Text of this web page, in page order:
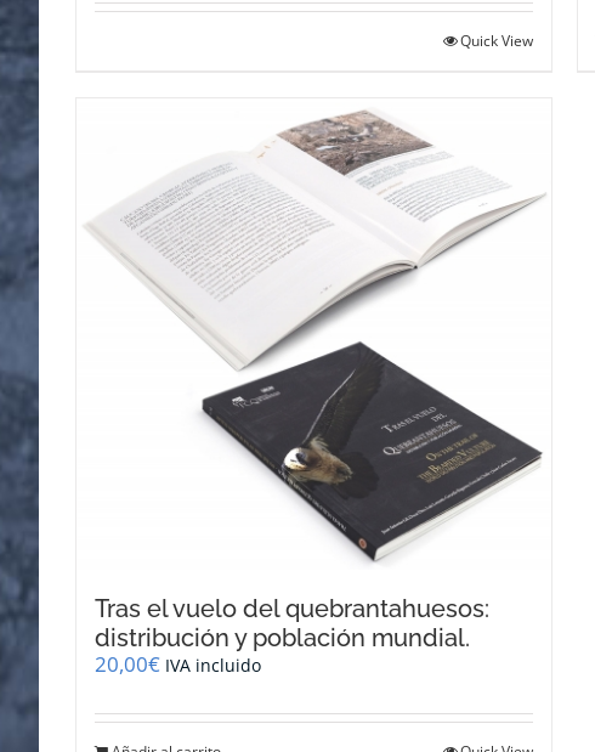
Quick View
Tras el vuelo del quebrantahuesos:
distribución y población mundial.
20,00€ IVA incluido